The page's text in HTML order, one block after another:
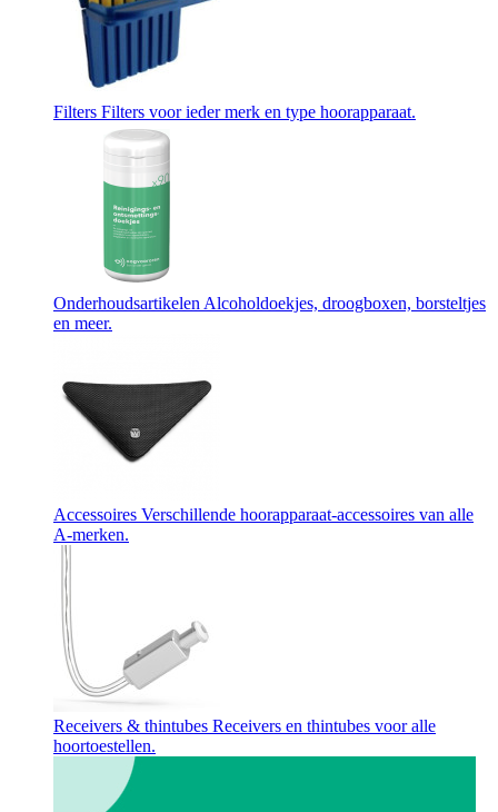
Filters Filters voor ieder merk en type hoorapparaat.
Onderhoudsartikelen Alcoholdoekjes, droogboxen, borsteltjes
en meer.
Accessoires Verschillende hoorapparaat-accessoires van alle
A-merken.
Receivers & thintubes Receivers en thintubes voor alle
hoortoestellen.